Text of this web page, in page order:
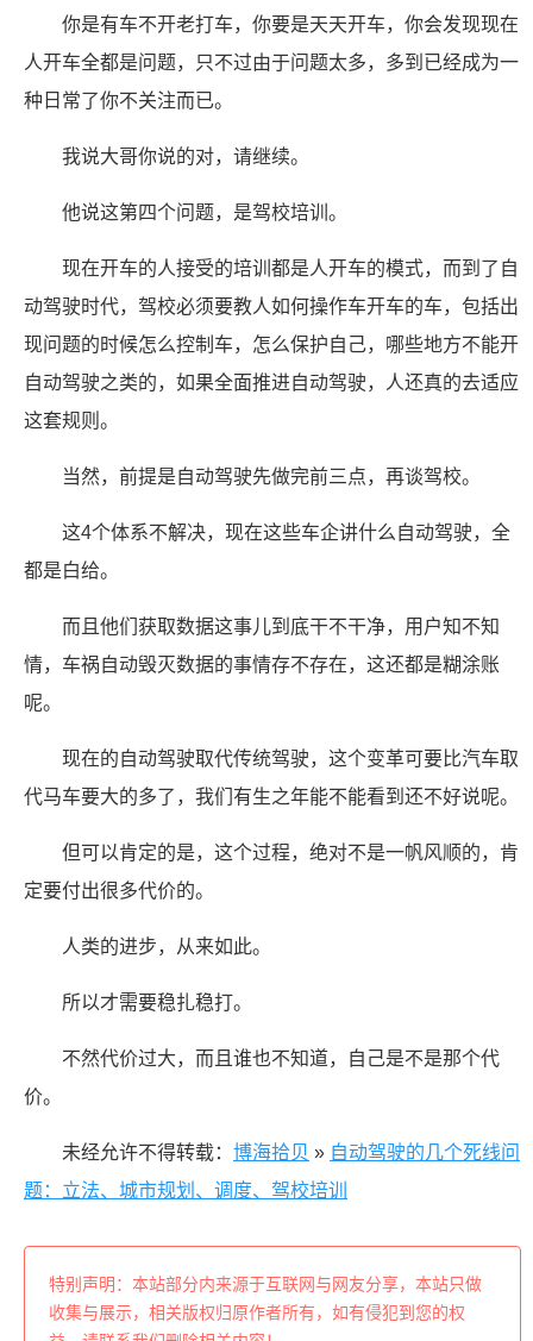
你是有车不开老打车，你要是天天开车，你会发现现在
人开车全都是问题，只不过由于问题太多，多到已经成为一
种日常了你不关注而已。
我说大哥你说的对，请继续。
他说这第四个问题，是驾校培训。
现在开车的人接受的培训都是人开车的模式，而到了自
动驾驶时代，驾校必须要教人如何操作车开车的车，包括出
现问题的时候怎么控制车，怎么保护自己，哪些地方不能开
自动驾驶之类的，如果全面推进自动驾驶，人还真的去适应
这套规则。
当然，前提是自动驾驶先做完前三点，再谈驾校。
这4个体系不解决，现在这些车企讲什么自动驾驶，全
都是白给。
而且他们获取数据这事儿到底干不干净，用户知不知
情，车祸自动毁灭数据的事情存不存在，这还都是糊涂账
呢。
现在的自动驾驶取代传统驾驶，这个变革可要比汽车取
代马车要大的多了，我们有生之年能不能看到还不好说呢。
但可以肯定的是，这个过程，绝对不是一帆风顺的，肯
定要付出很多代价的。
人类的进步，从来如此。
所以才需要稳扎稳打。
不然代价过大，而且谁也不知道，自己是不是那个代
价。
未经允许不得转载： 博海拾贝 » 自动驾驶的几个死线问
题：立法、城市规划、调度、驾校培训
特别声明：本站部分内来源于互联网与网友分享，本站只做
收集与展示，相关版权归原作者所有，如有侵犯到您的权